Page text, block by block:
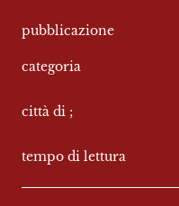
pubblicazione
categoria
città di ;
tempo di lettura